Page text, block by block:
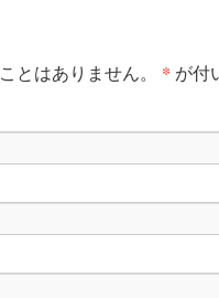
とはありません。 * が付